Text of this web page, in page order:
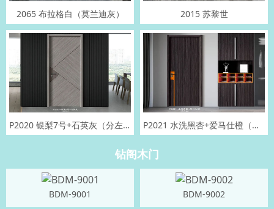
2065 布拉格白（莫兰迪灰） 2015 苏黎世
P2020 银梨7号+石英灰（分左右） P2021 水洗黑杏+爱马仕橙（分左右）
钻阁木门
BDM-9001 BDM-9002